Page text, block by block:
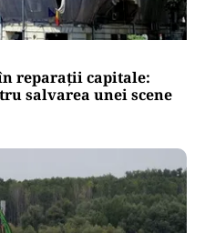
reparații capitale:
salvarea unei scene